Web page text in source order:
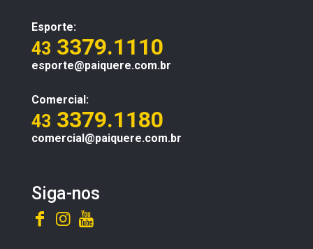
Esporte:
43 3379.1110
esporte@paiquere.com.br
Comercial:
43 3379.1180
comercial@paiquere.com.br
Siga-nos